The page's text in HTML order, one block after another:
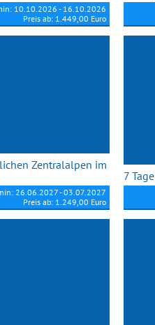
10.10.2026 - 16.10.2026
Preis ab: 1.449,00 Euro
Zentralalpen im
26.06.2027 - 03.07.2027
Preis ab: 1.249,00 Euro
7